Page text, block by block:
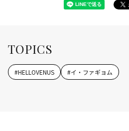
TOPICS
#HELLOVENUS #イ・ファギョム